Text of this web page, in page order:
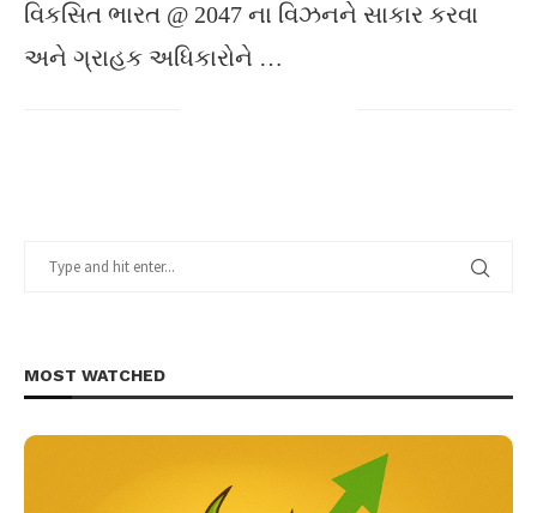
વિકસિત ભારત @ 2047 ના વિઝનને સાકાર કરવા
અને ગ્રાહક અધિકારોને …
MOST WATCHED